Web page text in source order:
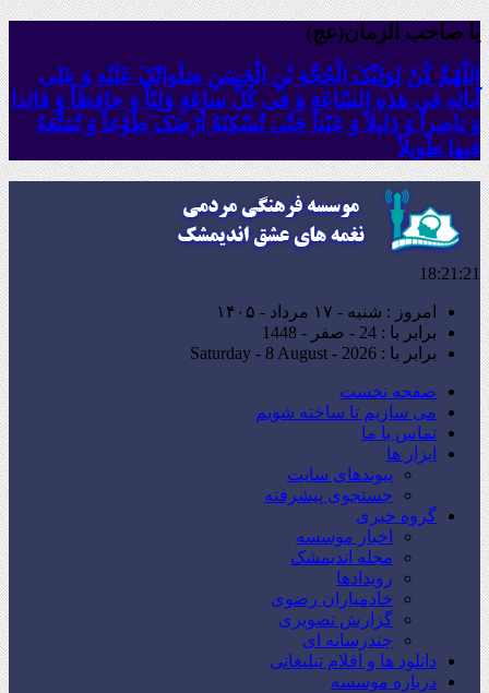
یا صاحب الزمان(عج)
اللّهُمَّ کُنْ لِوَلِیِّکَ الْحُجَّةِ بْنِ الْحَسَنِ صَلَواتُکَ عَلَیْهِ وَ عَلى
آبائِهِ فی هذِهِ السّاعَةِ وَ فی کُلِّ ساعَةٍ وَلِیّاً وَ حافِظاً وَ قائِدا
‏وَ ناصِراً وَ دَلیلاً وَ عَیْناً حَتّى تُسْکِنَهُ أَرْضَک َطَوْعاً وَ تُمَتِّعَهُ
فیها طَویلاً
18:21:23
امروز : شنبه - ۱۷ مرداد - ۱۴۰۵
برابر با : 24 - صفر - 1448
برابر با : Saturday - 8 August - 2026
صفحه نخست
می سازیم تا ساخته شویم
تماس با ما
ابزار ها
پیوندهای سایت
جستجوی پیشرفته
گروه خبری
اخبار موسسه
مجله اندیمشک
رویدادها
خادمیاران رضوی
گزارش تصویری
چندرسانه ای
دانلود ها و اقلام تبلیغاتی
درباره موسسه